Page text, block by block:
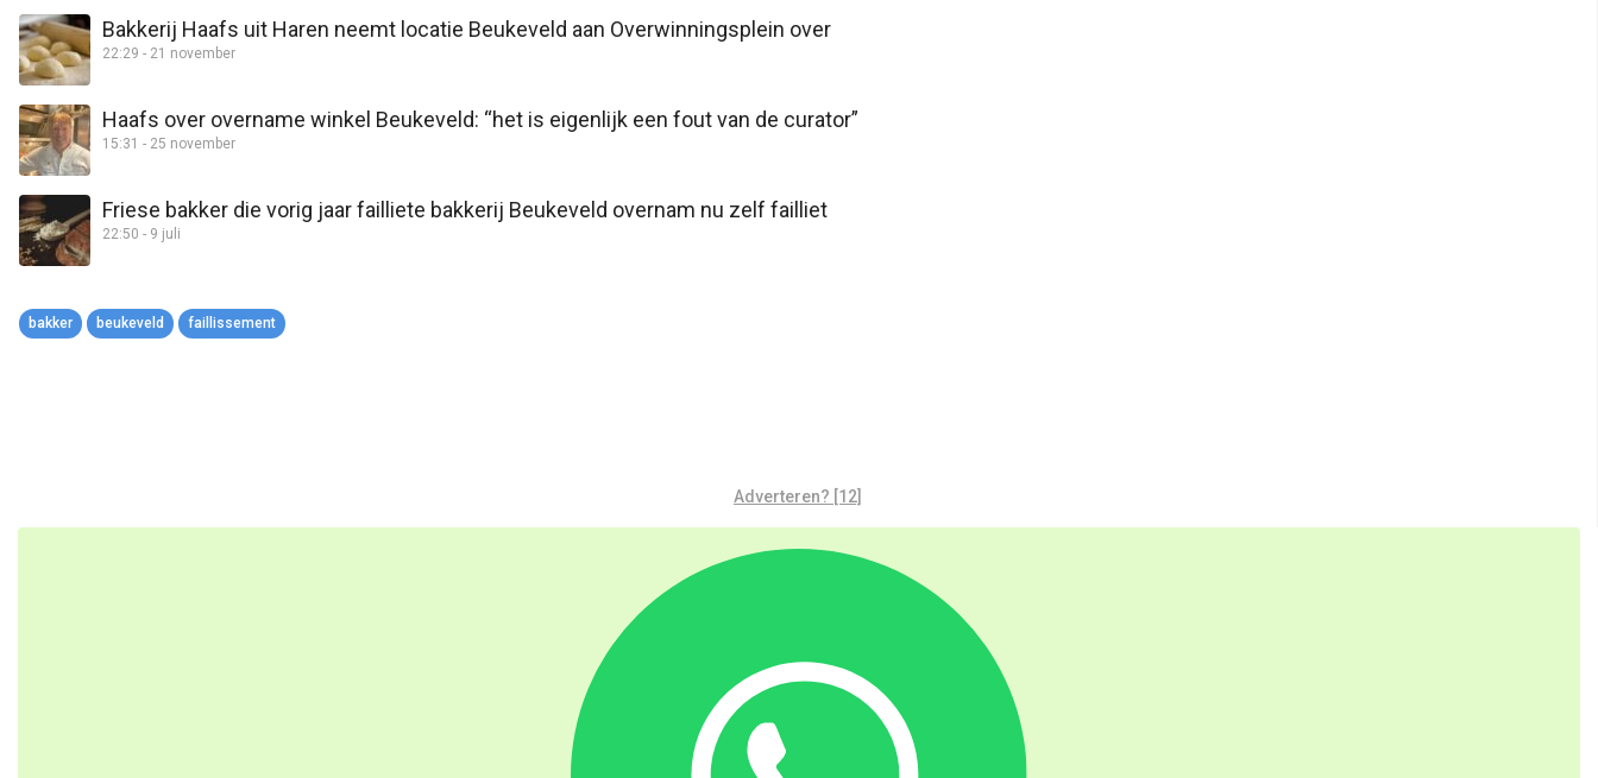
Bakkerij Haafs uit Haren neemt locatie Beukeveld aan Overwinningsplein over
22:29 - 21 november
Haafs over overname winkel Beukeveld: “het is eigenlijk een fout van de curator”
15:31 - 25 november
Friese bakker die vorig jaar failliete bakkerij Beukeveld overnam nu zelf failliet
22:50 - 9 juli
bakker beukeveld faillissement
Adverteren? [12]